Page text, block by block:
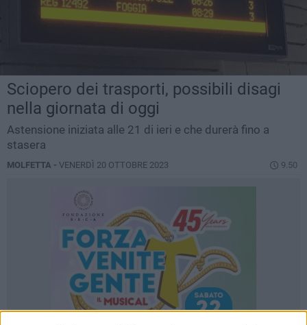
Sciopero dei trasporti, possibili disagi
nella giornata di oggi
Astensione iniziata alle 21 di ieri e che durerà fino a
stasera
MOLFETTA - VENERDÌ 20 OTTOBRE 2023 9.50